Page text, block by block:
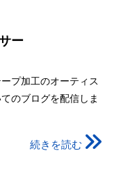
ー
プ加工のオーティス
のブログを配信しま
続きを読む